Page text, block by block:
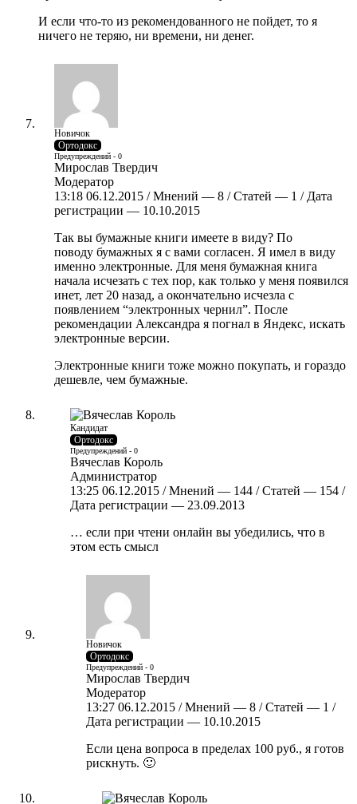
И если что-то из рекомендованного не пойдет, то я
ничего не теряю, ни времени, ни денег.
Новичок
Ортодокс
Предупреждений - 0
Мирослав Твердич
Модератор
13:18 06.12.2015 / Мнений — 8 / Статей — 1 / Дата
регистрации — 10.10.2015
Так вы бумажные книги имеете в виду? По
поводу бумажных я с вами согласен. Я имел в виду
именно электронные. Для меня бумажная книга
начала исчезать с тех пор, как только у меня появился
инет, лет 20 назад, а окончательно исчезла с
появлением “электронных чернил”. После
рекомендации Александра я погнал в Яндекс, искать
электронные версии.
Электронные книги тоже можно покупать, и гораздо
дешевле, чем бумажные.
Кандидат
Ортодокс
Предупреждений - 0
Вячеслав Король
Администратор
13:25 06.12.2015 / Мнений — 144 / Статей — 154 /
Дата регистрации — 23.09.2013
… если при чтени онлайн вы убедились, что в
этом есть смысл
Новичок
Ортодокс
Предупреждений - 0
Мирослав Твердич
Модератор
13:27 06.12.2015 / Мнений — 8 / Статей — 1 /
Дата регистрации — 10.10.2015
Если цена вопроса в пределах 100 руб., я готов
рискнуть. 🙂